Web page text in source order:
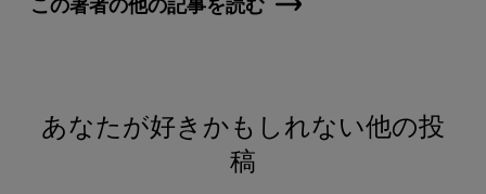
あなたが好きかもしれない他の投
稿